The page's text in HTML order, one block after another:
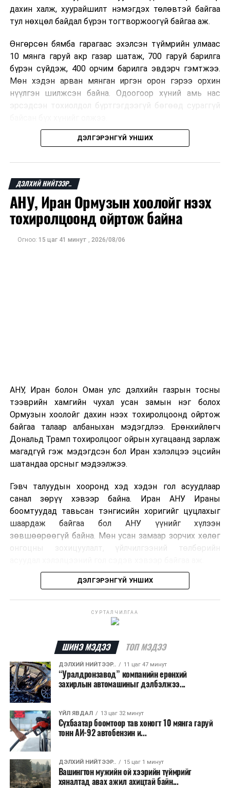
дахин халж, хуурайшилт нэмэгдэх төлөвтэй байгаа
тул нөхцөл байдал бүрэн тогтворжоогүй байгаа аж.
Өнгөрсөн бямба гарагаас эхэлсэн түймрийн улмаас
10 мянга гаруй акр газар шатаж, 700 гаруй барилга
бүрэн сүйдэж, 400 орчим барилга эвдэрч гэмтжээ.
Мөн хэдэн арван мянган иргэн орон гэрээ орхин
нүүлгэн шилжсэн байна. Одоогоор хүний амь нас
эрсэдсэн тохиолдол бүртгэгдээгүй бөгөөд сураггүй
Албаныхны мэдээлснээр түймрийн нэг голомтыг
настай Аарон Фариначчиг баривчилж, галдан
шатаасан гэх үндэслэлээр эрүүгийн хэрэг үүсгэн
шалгаж байна. Харин бусад хоёр түймрийн
шалтгааныг үргэлжлүүлэн тогтоож байгаа бөгөөд
аянгын улмаас үүсээгүй гэж үзэж байгаа аж.
Одоогоор АНУ даяар 13 мужид 90 гаруй томоохон ой,
ДЭЛГЭРЭНГҮЙ УНШИХ
ДЭЛХИЙ НИЙТЭЭР..
АНУ, Иран Ормузын хоолойг нээх
тохиролцоонд ойртож байна
Огноо: 15 цаг 41 минут , 2026/08/06
АНУ, Иран болон Оман улс дэлхийн газрын тосны
тээврийн хамгийн чухал усан замын нэг болох
Ормузын хоолойг дахин нээх тохиролцоонд ойртож
байгаа талаар албаныхан мэдэгдлээ. Ерөнхийлөгч
Дональд Трамп тохиролцоог ойрын хугацаанд зарлаж
магадгүй гэж мэдэгдсэн бол Иран хэлэлцээ эцсийн
шатандаа орсныг мэдээлжээ.
Гэвч талуудын хооронд хэд хэдэн гол асуудлаар
санал зөрүү хэвээр байна. Иран АНУ Ираны
боомтуудад тавьсан тэнгисийн хоригийг цуцлахыг
шаардаж байгаа бол АНУ үүнийг хүлээн
зөвшөөрөөгүй байна. Мөн усан замаар зорчих хөлөг
онгоцны зохицуулалт, үйлчилгээний төлбөрийн
Хэлэлцээрийн төсөлд Персийн булан руу нэвтрэх
тусгагдсан талаар мэдээлжээ. Харин үйлчилгээний
сууринд хүрээгүй байна.
Ормузын хоолой дахин нээгдсэнээр дэлхийн газрын
тосны нийлүүлэлт хэвийн болж, эрчим хүчний зах
зээлд үүсээд буй дарамт буурах боломжтой гэж
шинжээчид үзэж байна. Гэвч бүс нутгийн аюулгүй
байдлын нөхцөл байдал тогтворжоогүй бөгөөд
хэлэлцээр эцэслэн батлагдах хүртэл тодорхойгүй
байдал үргэлжилсээр байгаа юм.
ДЭЛГЭРЭНГҮЙ УНШИХ
СУРТАЛЧИЛГАА
ШИНЭ МЭДЭЭ ТОП МЭДЭЭ
ДЭЛХИЙ НИЙТЭЭР.. 11 цаг 47 минут
“Уралдронзавод” компанийн ерөнхий
захирлын автомашиныг дэлбэлжээ...
ҮЙЛ ЯВДАЛ 13 цаг 32 минут
Сүхбаатар боомтоор тав хоногт 10 мянга гаруй
тонн АИ-92 автобензин и...
ДЭЛХИЙ НИЙТЭЭР.. 15 цаг 1 минут
Вашингтон мужийн ой хээрийн түймрийг
хяналтад авах ажил ахицтай байн...